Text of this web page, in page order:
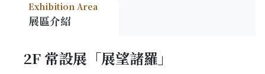
Exhibition Area
展區介紹
2F 常設展「展望諸羅」